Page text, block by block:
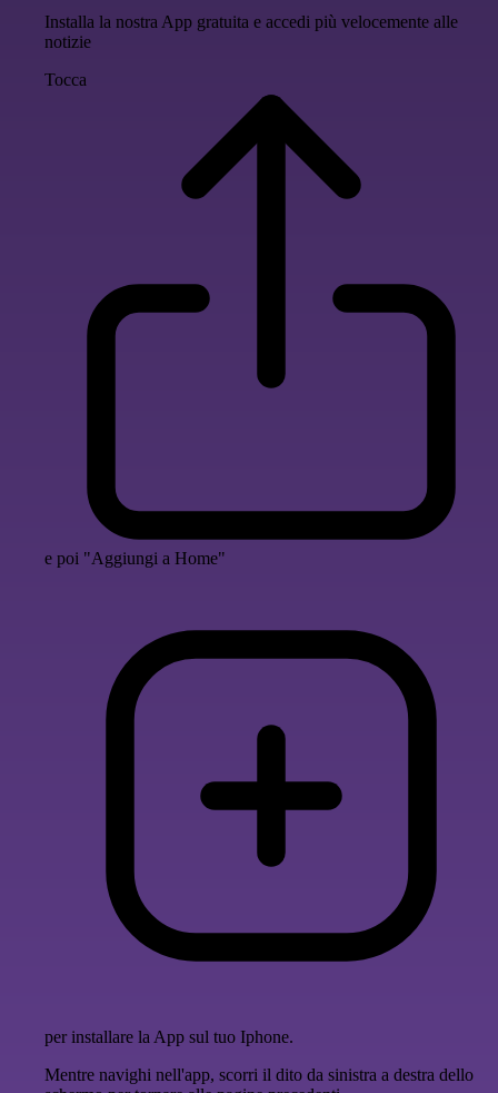
Installa la nostra App gratuita e accedi più velocemente alle
notizie
Tocca
e poi "Aggiungi a Home"
per installare la App sul tuo Iphone.
Mentre navighi nell'app, scorri il dito da sinistra a destra dello